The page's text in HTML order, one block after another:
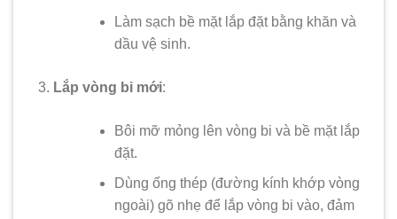
Làm sạch bề mặt lắp đặt bằng khăn và
dầu vệ sinh.
Lắp vòng bi mới:
Bôi mỡ mỏng lên vòng bi và bề mặt lắp
đặt.
Dùng ống thép (đường kính khớp vòng
ngoài) gõ nhẹ để lắp vòng bi vào, đảm